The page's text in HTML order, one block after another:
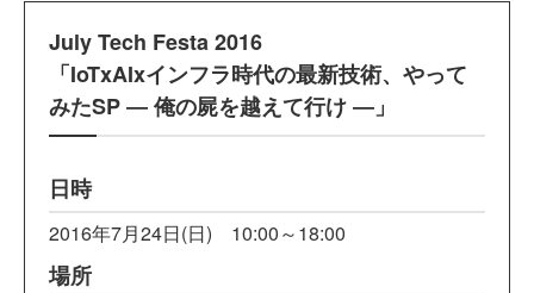
July Tech Festa 2016
「IoTxAIxインフラ時代の最新技術、やって
みたSP ― 俺の屍を越えて行け ―」
日時
2016年7月24日(日) 10:00～18:00
場所